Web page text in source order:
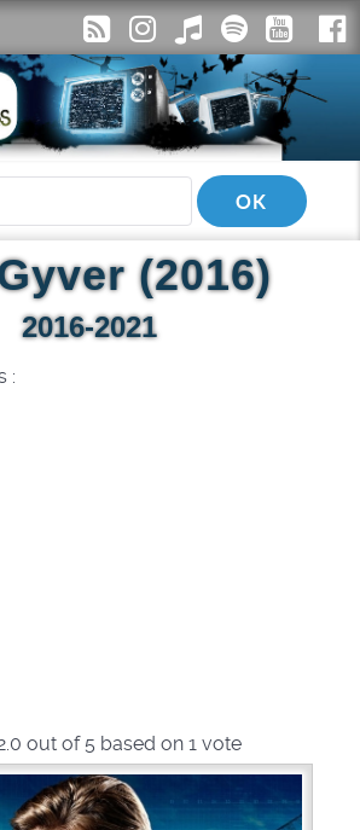
(2016)
2016-2021
:
out of 5 based on 1vote